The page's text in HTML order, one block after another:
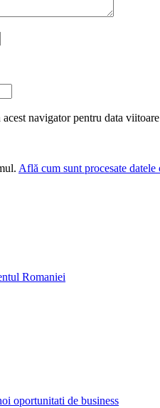
navigator pentru data
Află cum sunt procesate
Romaniei
oportunitati de business